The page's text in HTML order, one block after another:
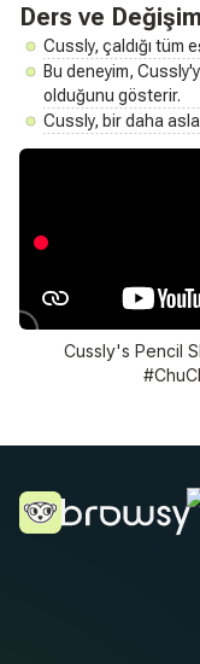
Ders ve Değişim
Cussly, çaldığı tüm
Bu deneyim,
olduğunu gösterir.
Cussly, bir daha asla
Cussly's Pencil